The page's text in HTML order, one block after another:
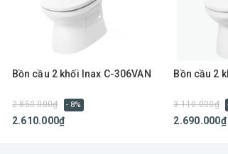
Bồn cầu 2 khối Inax C-306VAN
2.850.000₫ - 8%
2.610.000₫
Bồn cầu 2
3.110.000₫
2.690.000₫